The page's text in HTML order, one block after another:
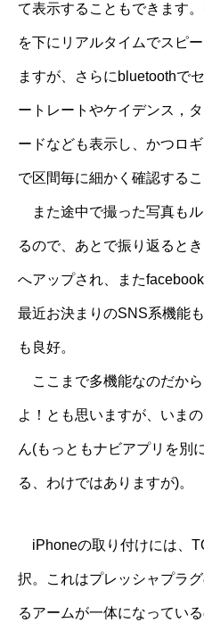
て表示することもできます
を下にリアルタイムでスピ
ますが、さらにbluetoothで
ートレートやケイデンス，
ードなども表示し、かつロ
で区間毎に細かく確認するこ
また途中で撮った写真も
るので、あとで振り返ると
へアップされ、また
最近お決まりのSNS系機能
も良好。
ここまで多機能なのだか
よ！とも思いますが、いま
ん(もっともナビアプリを別
る、わけではありますが)。
iPhoneの取り付けには、
択。これはプレッシャプラ
るアームが一体になってい